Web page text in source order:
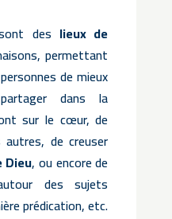
des lieux de
permettant
de mieux
dans la
sur le cœur, de
de creuser
Dieu, ou encore de
des sujets
prédication, etc.